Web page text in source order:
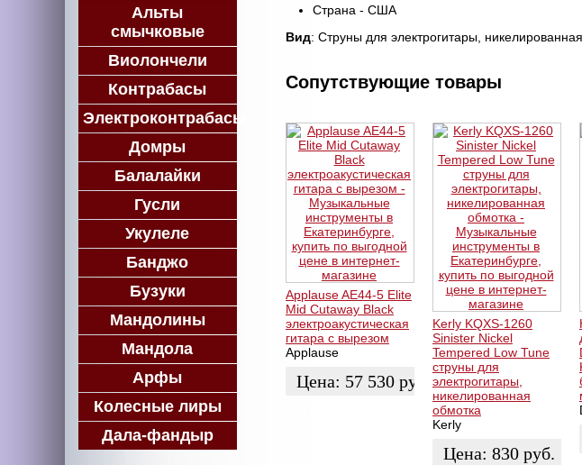
Страна - США
Вид: Струны для электрогитары,
Сопутствующие товары
Applause AE44-5 Elite
Mid Cutaway Black
электроакустическая
гитара с вырезом
Applause
Цена: 57 530 руб.
Kerly KQXS-1260
Sinister Nickel
Tempered Low Tune
струны для
электрогитары,
никелированная
обмотка
Kerly
Цена: 830 руб.
Альты
смычковые
Виолончели
Контрабасы
Электроконтрабасы
Домры
Балалайки
Гусли
Укулеле
Банджо
Бузуки
Мандолины
Мандола
Арфы
Колесные лиры
Дала-фандыр